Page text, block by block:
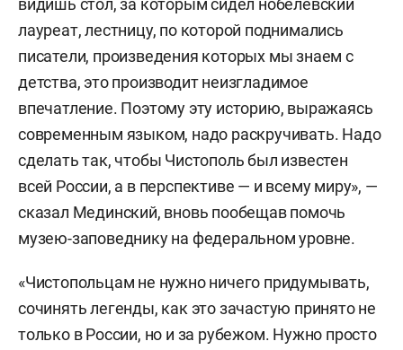
видишь стол, за которым сидел нобелевский
лауреат, лестницу, по которой поднимались
писатели, произведения которых мы знаем с
детства, это производит неизгладимое
впечатление. Поэтому эту историю, выражаясь
современным языком, надо раскручивать. Надо
сделать так, чтобы Чистополь был известен
всей России, а в перспективе — и всему миру», —
сказал Мединский, вновь пообещав помочь
музею-заповеднику на федеральном уровне.
«Чистопольцам не нужно ничего придумывать,
сочинять легенды, как это зачастую принято не
только в России, но и за рубежом. Нужно просто